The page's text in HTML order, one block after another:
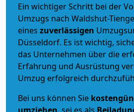
Ein wichtiger Schritt bei der
Umzugs nach Waldshut-
eines zuverlässigen
Düsseldorf. Es ist wichtig,
das Unternehmen über die
Erfahrung und Ausrüstung
Umzug erfolgreich
Bei uns können Sie